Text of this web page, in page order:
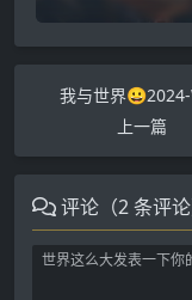
我与世界
上一篇
评论（2 条评论